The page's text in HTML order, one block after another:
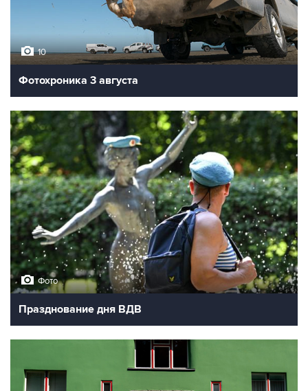
10
Фотохроника 3 августа
Фото
Празднование дня ВДВ